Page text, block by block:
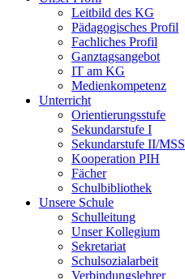
Leitbild des KG
Pädagogisches Profil
Fachliches Profil
Ganztagsangebot
IT am KG
Medienkompetenz
Unterricht
Orientierungsstufe
Sekundarstufe I
Sekundarstufe II/MSS
Kooperation PIH
Fächer
Schulbibliothek
Unsere Schule
Schulleitung
Unser Kollegium
Sekretariat
Schulsozialarbeit
Verbindungslehrer